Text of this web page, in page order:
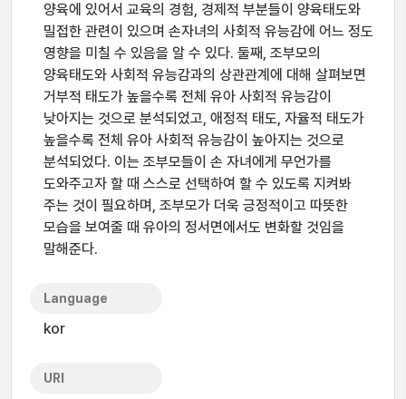
양육에 있어서 교육의 경험, 경제적 부분들이 양육태도와
밀접한 관련이 있으며 손자녀의 사회적 유능감에 어느 정도
영향을 미칠 수 있음을 알 수 있다. 둘째, 조부모의
양육태도와 사회적 유능감과의 상관관계에 대해 살펴보면
거부적 태도가 높을수록 전체 유아 사회적 유능감이
낮아지는 것으로 분석되었고, 애정적 태도, 자율적 태도가
높을수록 전체 유아 사회적 유능감이 높아지는 것으로
분석되었다. 이는 조부모들이 손 자녀에게 무언가를
도와주고자 할 때 스스로 선택하여 할 수 있도록 지켜봐
주는 것이 필요하며, 조부모가 더욱 긍정적이고 따뜻한
모습을 보여줄 때 유아의 정서면에서도 변화할 것임을
말해준다.
Language
kor
URI